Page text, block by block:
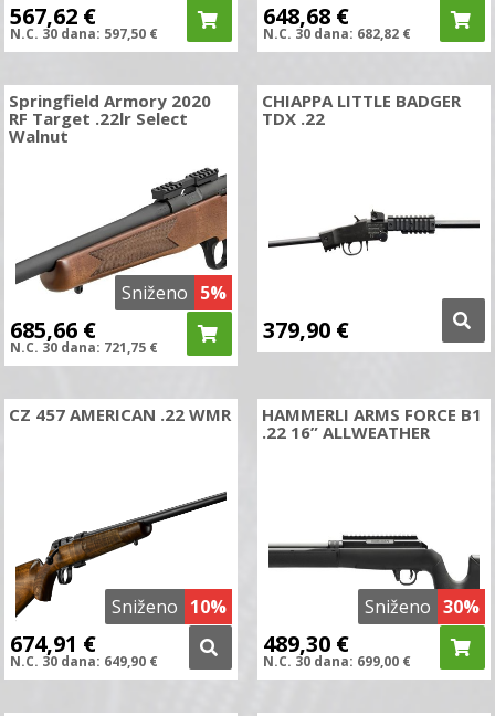
567,62 €
N.C. 30 dana: 597,50 €
648,68 €
N.C. 30 dana: 682,82 €
Sniženo 5%
Springfield Armory 2020
RF Target .22lr Select
Walnut
685,66 €
N.C. 30 dana: 721,75 €
CHIAPPA LITTLE BADGER
TDX .22
379,90 €
Sniženo 10%
CZ 457 AMERICAN .22 WMR
674,91 €
N.C. 30 dana: 649,90 €
Sniženo 30%
HAMMERLI ARMS FORCE B1
.22 16” ALLWEATHER
489,30 €
N.C. 30 dana: 699,00 €